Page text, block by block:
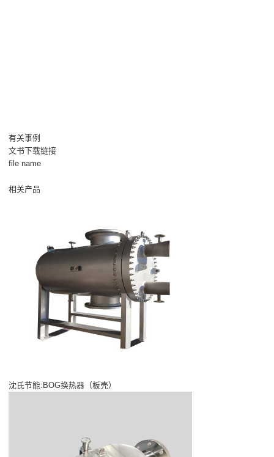
有关事例
文书下载链接
file name
相关产品
沈氏节能:BOG换热器（板壳）